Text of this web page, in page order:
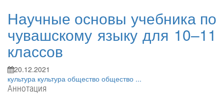
Научные основы учебника по
чувашскому языку для 10–11
классов
20.12.2021
культура культура общество общество ...
Аннотация